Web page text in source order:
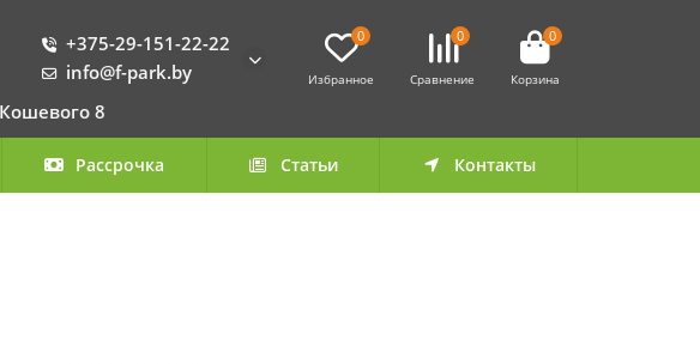
+375-29-151-22-22
info@f-park.by
0
Избранное
0
Сравнение
0
Корзина
8
Рассрочка Статьи Контакты